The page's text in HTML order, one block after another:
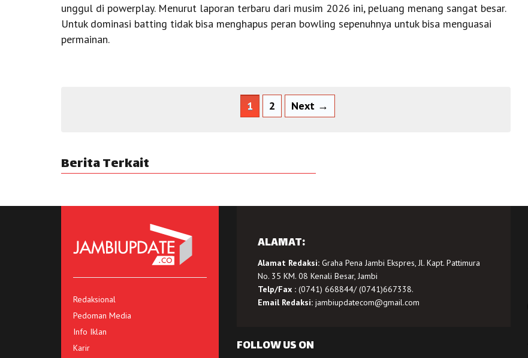
unggul di powerplay. Menurut laporan terbaru dari musim 2026 ini, peluang menang sangat besar.
Untuk dominasi batting tidak bisa menghapus peran bowling sepenuhnya untuk bisa menguasai
permainan.
1 2 Next →
Berita Terkait
Redaksional
Pedoman Media
Info Iklan
Karir
ALAMAT:
Alamat Redaksi:Graha Pena Jambi Ekspres, Jl. Kapt. Pattimura
No. 35 KM. 08 Kenali Besar, Jambi
Telp/Fax :(0741) 668844/ (0741)667338.
Email Redaksi: jambiupdatecom@gmail.com
FOLLOW US ON